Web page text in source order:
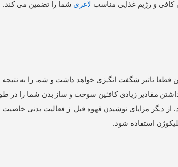
کافی و رژیم غذایی مناسب لاغری شما را تضمین می کند.
تاثیر شگفت انگیزی خواهد داشت و شما را به
مقادیر زیادی کافئین سوخت و ساز بدن شما را در
از دیگر مزایای نوشیدن قهوه قبل از فعالیت بدنی
استفاده شود.